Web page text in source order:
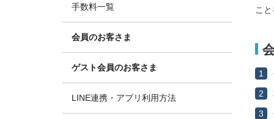
こ
1
2
3
手数料一覧
会員のお客さま
ゲスト会員のお客さま
LINE連携・アプリ利用方法